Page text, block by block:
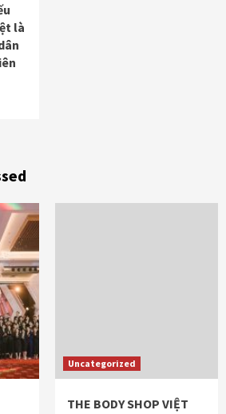
là
Uncategorized
THE BODY SHOP VIỆT